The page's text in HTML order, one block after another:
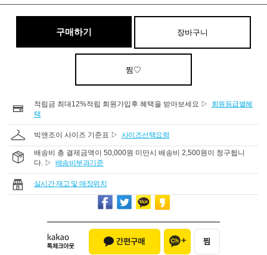
구매하기 장바구니
찜♡
적립금 최대12%적립 회원가입후 혜택을 받아보세요 ▷
회원등급별혜
택
빅앤조이 사이즈 기준표 ▷ 사이즈선택요령
배송비 총 결제금액이 50,000원 미만시 배송비 2,500원이 청구됩니
다. ▷ 배송비부과기준
실시간 재고 및 매장위치